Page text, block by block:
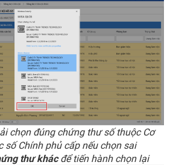
chọn đúng chứng thư số thuộc Cơ
số Chính phủ cấp nếu chọn sai
thư khácđể tiến hành chọn lại